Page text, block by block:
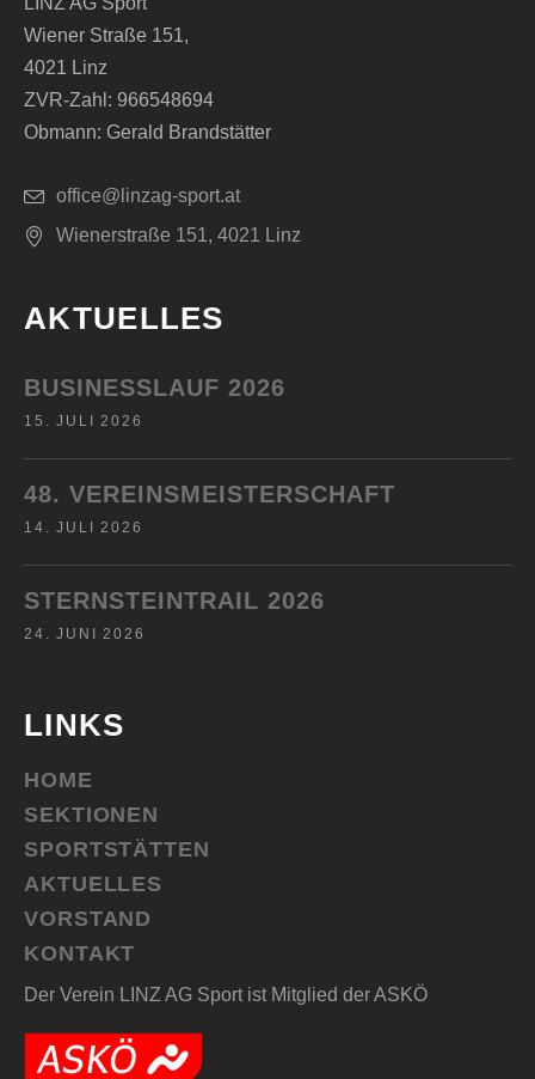
Wiener Straße 151,
4021 Linz
ZVR-Zahl: 966548694
Obmann: Gerald Brandstätter
office@linzag-sport.at
Wienerstraße 151, 4021 Linz
AKTUELLES
BUSINESSLAUF 2026
15. JULI 2026
48. VEREINSMEISTERSCHAFT
14. JULI 2026
STERNSTEINTRAIL 2026
24. JUNI 2026
LINKS
HOME
SEKTIONEN
SPORTSTÄTTEN
AKTUELLES
VORSTAND
KONTAKT
Der Verein LINZ AG Sport ist Mitglied der ASKÖ